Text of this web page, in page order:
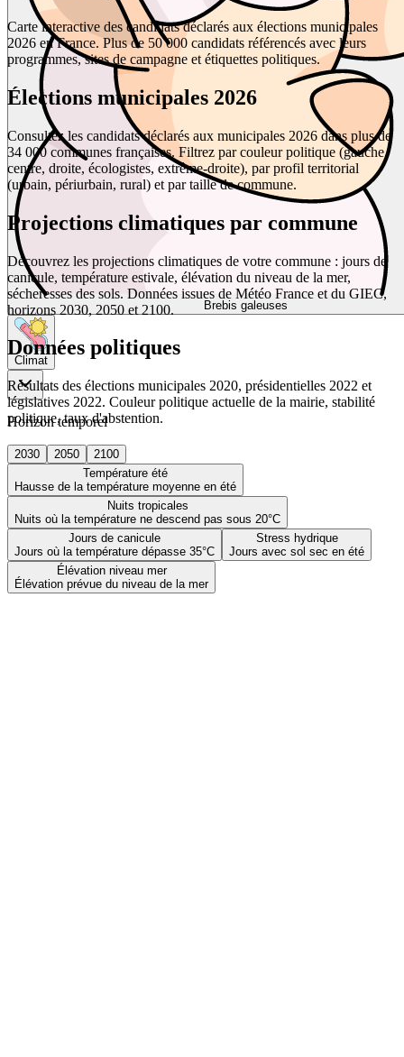
Brebis galeuses
Climat
Horizon temporel
2030 2050
2100
Température été
Hausse de la température moyenne en été
Nuits tropicales
Nuits où la température ne descend pas sous 20°C
Jours de canicule
Jours où la température dépasse 35°C
Stress hydrique
Jours avec sol sec en été
Élévation niveau mer
Élévation prévue du niveau de la mer
Carte interactive des candidats déclarés aux élections municipales
2026 en France. Plus de 50 000 candidats référencés avec leurs
programmes, sites de campagne et étiquettes politiques.
Élections municipales 2026
Consultez les candidats déclarés aux municipales 2026 dans plus de
34 000 communes françaises. Filtrez par couleur politique (gauche,
centre, droite, écologistes, extrême-droite), par profil territorial
(urbain, périurbain, rural) et par taille de commune.
Projections climatiques par commune
Découvrez les projections climatiques de votre commune : jours de
canicule, température estivale, élévation du niveau de la mer,
sécheresses des sols. Données issues de Météo France et du GIEC,
horizons 2030, 2050 et 2100.
Données politiques
Résultats des élections municipales 2020, présidentielles 2022 et
législatives 2022. Couleur politique actuelle de la mairie, stabilité
politique, taux d'abstention.